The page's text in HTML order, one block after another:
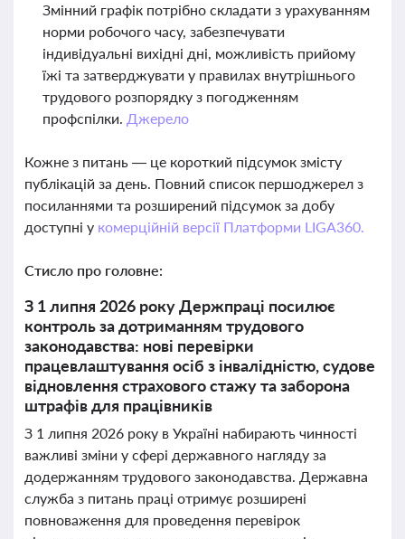
Змінний графік потрібно складати з урахуванням
норми робочого часу, забезпечувати
індивідуальні вихідні дні, можливість прийому
їжі та затверджувати у правилах внутрішнього
трудового розпорядку з погодженням
профспілки. Джерело
Кожне з питань — це короткий підсумок змісту
публікацій за день. Повний список першоджерел з
посиланнями та розширений підсумок за добу
доступні у комерційній версії Платформи LIGA360.
Стисло про головне:
З 1 липня 2026 року Держпраці посилює
контроль за дотриманням трудового
законодавства: нові перевірки
працевлаштування осіб з інвалідністю, судове
відновлення страхового стажу та заборона
штрафів для працівників
З 1 липня 2026 року в Україні набирають чинності
важливі зміни у сфері державного нагляду за
додержанням трудового законодавства. Державна
служба з питань праці отримує розширені
повноваження для проведення перевірок